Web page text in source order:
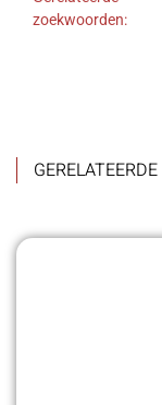
zoekwoorden:
GERELATEERDE